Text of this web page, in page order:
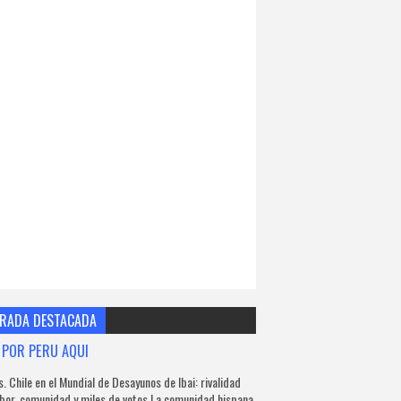
DESTACADA
PERU AQUI
Chile en el Mundial de Desayunos de Ibai: rivalidad